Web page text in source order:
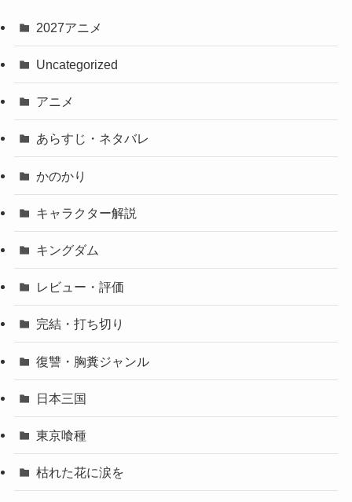
2027アニメ
Uncategorized
アニメ
あらすじ・ネタバレ
かのかり
キャラクター解説
キングダム
レビュー・評価
完結・打ち切り
復讐・胸糞ジャンル
日本三国
東京喰種
枯れた花に涙を